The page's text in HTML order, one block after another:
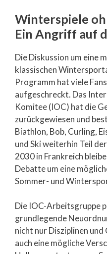
Winterspiele
Ein Angriff auf
Die Diskussion um eine
klassischen
Programm hat viele
aufgeschreckt. Das
Komitee (IOC) hat die
zurückgewiesen und
Biathlon, Bob, Curling,
und Ski weiterhin Teil
2030 in Frankreich
Debatte um eine
Sommer- und
Die IOC-Arbeitsgruppe
grundlegende
nicht nur Disziplinen
auch eine mögliche